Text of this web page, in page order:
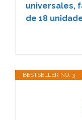
universales,
de 18
BESTSELLER NO. 3